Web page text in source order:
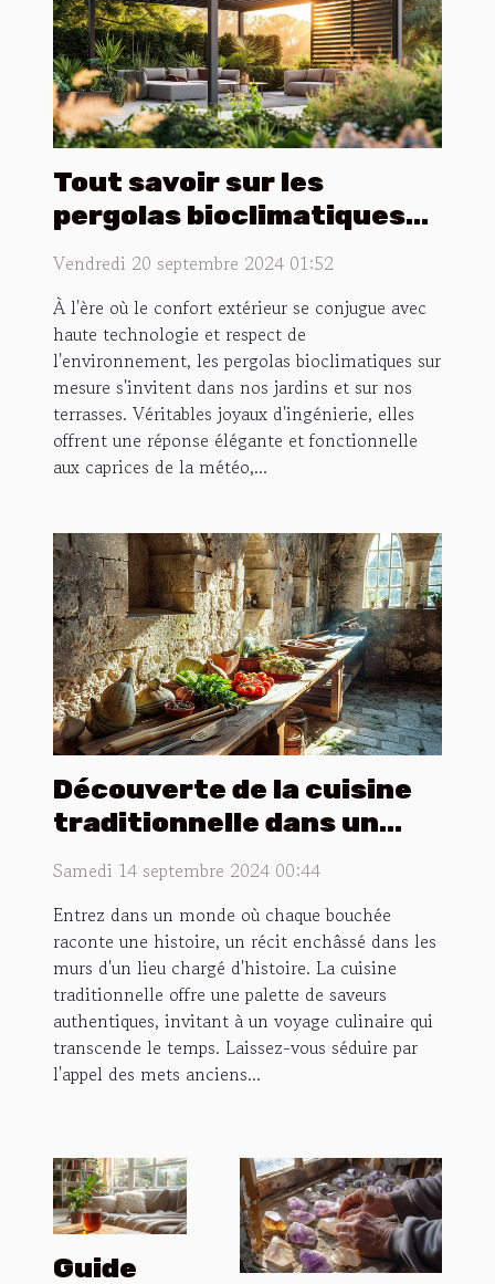
Tout savoir sur les
pergolas bioclimatiques
Vendredi 20 septembre 2024 01:52
À l'ère où le confort extérieur se conjugue avec
haute technologie et respect de
l'environnement, les pergolas bioclimatiques sur
mesure s'invitent dans nos jardins et sur nos
terrasses. Véritables joyaux d'ingénierie, elles
offrent une réponse élégante et fonctionnelle
aux caprices de la météo,...
Découverte de la cuisine
traditionnelle dans un
cadre historique
Samedi 14 septembre 2024 00:44
Entrez dans un monde où chaque bouchée
raconte une histoire, un récit enchâssé dans les
murs d'un lieu chargé d'histoire. La cuisine
traditionnelle offre une palette de saveurs
authentiques, invitant à un voyage culinaire qui
transcende le temps. Laissez-vous séduire par
l'appel des mets anciens...
Guide